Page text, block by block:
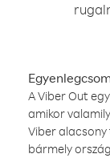
A Viber Out
amikor
Viber
bármely